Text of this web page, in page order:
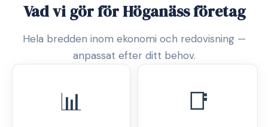
Vad vi gör för Höganäss företag
Hela bredden inom ekonomi och redovisning —
anpassat efter ditt behov.
📊 📑